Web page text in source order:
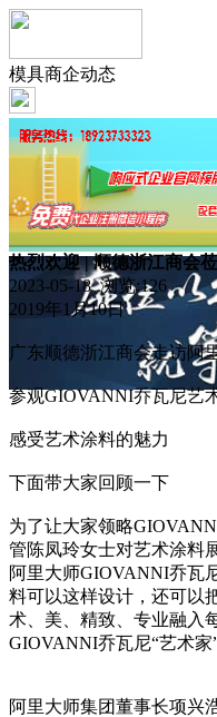
模具商企动态
热烈欢迎 | 顺德浙江商会
2023-05-18 浏览:126
2019年1月10日
广东顺德浙江商会走访阿
参观GIOVANNI乔瓦尼艺
感受艺术涂料的魅力
下面带大家回顾一下
为了让大家领略
管陈凤玲女士对艺术涂料
阿里大师GIOVANNI乔瓦
料可以这样设计，还可以
术、美、精致、专业融入
GIOVANNI乔瓦尼“艺术家
阿里大师集团董事长项兴